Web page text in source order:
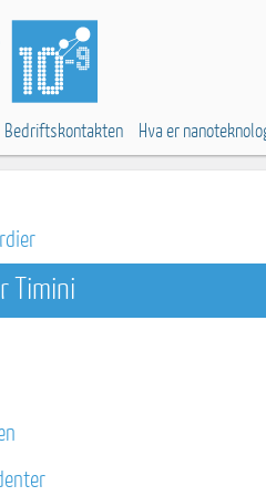
Bedriftskontakten Hva er
Timini